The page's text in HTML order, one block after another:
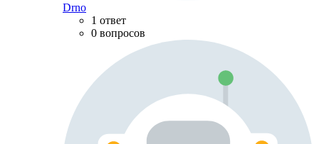
Drno
1 ответ
0 вопросов